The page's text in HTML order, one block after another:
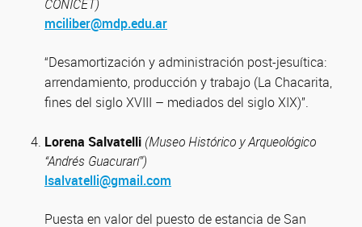
CONICET)
mciliber@mdp.edu.ar
“Desamortización y administración post-jesuítica:
arrendamiento, producción y trabajo (La Chacarita,
fines del siglo XVIII – mediados del siglo XIX)”.
Lorena Salvatelli (Museo Histórico y Arqueológico
“Andrés Guacurarí”)
lsalvatelli@gmail.com
Puesta en valor del puesto de estancia de San